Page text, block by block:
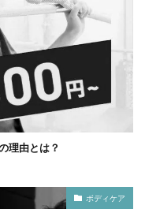
理由とは？
ボディケア